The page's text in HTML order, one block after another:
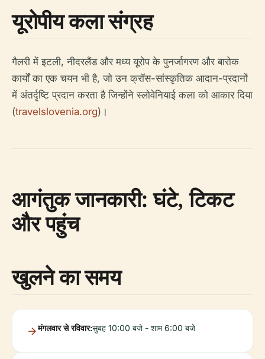
यूरोपीय कला संग्रह
गैलरी में इटली, नीदरलैंड और मध्य यूरोप के पुनर्जागरण और बारोक
कार्यों का एक चयन भी है, जो उन क्रॉस-सांस्कृतिक आदान-प्रदानों
में अंतर्दृष्टि प्रदान करता है जिन्होंने स्लोवेनियाई कला को आकार दिया
(travelslovenia.org)।
आगंतुक जानकारी: घंटे, टिकट
और पहुंच
खुलने का समय
मंगलवार से रविवार:सुबह 10:00 बजे - शाम 6:00 बजे